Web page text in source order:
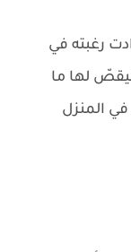
رغبته في
لها ما
المنزل